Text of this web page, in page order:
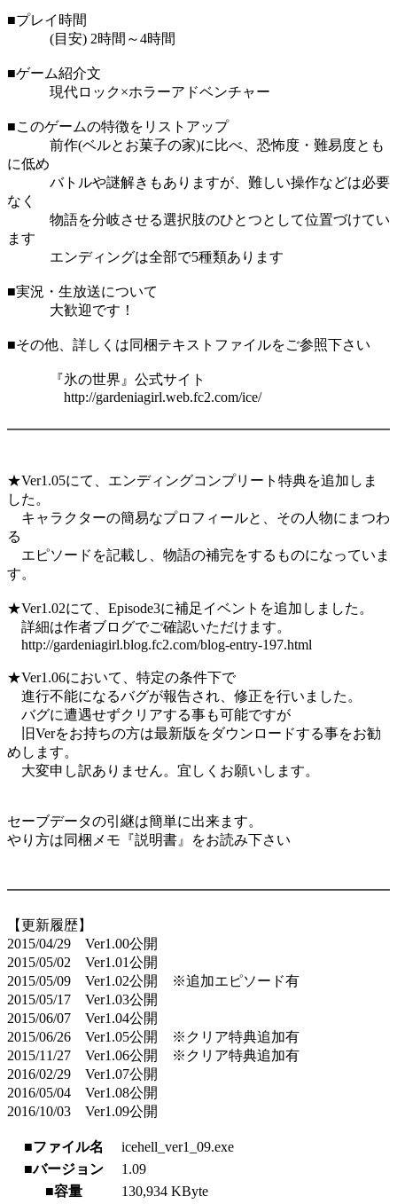
■プレイ時間
(目安) 2時間～4時間
■ゲーム紹介文
現代ロック×ホラーアドベンチャー
■このゲームの特徴をリストアップ
前作(ベルとお菓子の家)に比べ、恐怖度・難易度とも
に低め
バトルや謎解きもありますが、難しい操作などは必要
なく
物語を分岐させる選択肢のひとつとして位置づけてい
ます
エンディングは全部で5種類あります
■実況・生放送について
大歓迎です！
■その他、詳しくは同梱テキストファイルをご参照下さい
『氷の世界』公式サイト
http://gardeniagirl.web.fc2.com/ice/
━━━━━━━━━━━━━━━━━━━━━━━━━━━
★Ver1.05にて、エンディングコンプリート特典を追加しま
した。
キャラクターの簡易なプロフィールと、その人物にまつわ
る
エピソードを記載し、物語の補完をするものになっていま
す。
★Ver1.02にて、Episode3に補足イベントを追加しました。
詳細は作者ブログでご確認いただけます。
http://gardeniagirl.blog.fc2.com/blog-entry-197.html
★Ver1.06において、特定の条件下で
進行不能になるバグが報告され、修正を行いました。
バグに遭遇せずクリアする事も可能ですが
旧Verをお持ちの方は最新版をダウンロードする事をお勧
めします。
大変申し訳ありません。宜しくお願いします。
セーブデータの引継は簡単に出来ます。
やり方は同梱メモ『説明書』をお読み下さい
━━━━━━━━━━━━━━━━━━━━━━━━━━━
【更新履歴】
2015/04/29 Ver1.00公開
2015/05/02 Ver1.01公開
2015/05/09 Ver1.02公開 ※追加エピソード有
2015/05/17 Ver1.03公開
2015/06/07 Ver1.04公開
2015/06/26 Ver1.05公開 ※クリア特典追加有
2015/11/27 Ver1.06公開 ※クリア特典追加有
2016/02/29 Ver1.07公開
2016/05/04 Ver1.08公開
2016/10/03 Ver1.09公開
■ファイル名
icehell_ver1_09.exe
■バージョン
1.09
■容量
130,934 KByte